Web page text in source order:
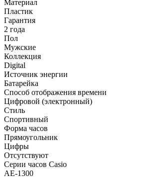
Материал
Пластик
Гарантия
2 года
Пол
Мужские
Коллекция
Digital
Источник энергии
Батарейка
Способ отображения времени
Цифровой (электронный)
Стиль
Спортивный
Форма часов
Прямоугольник
Цифры
Отсутствуют
Серии часов Casio
AE-1300